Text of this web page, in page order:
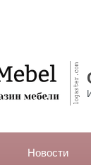
Новости